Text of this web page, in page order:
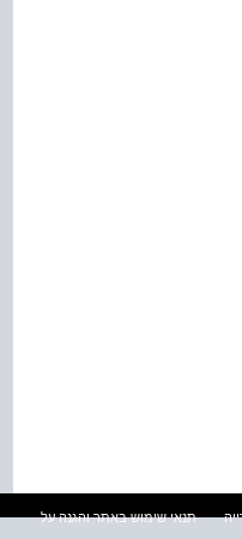
תנאי שימוש באתר והגנה על